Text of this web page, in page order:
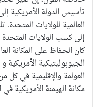
تأسيس الدولة الأمريكية
العالمية للولايات
إلى كسب الولايات المتحدة
كان الحفاظ على المكانة
الجيوبوليتيكية
العولمة والإقليمية في كل
مكانة الهيمنة الأمريكية في